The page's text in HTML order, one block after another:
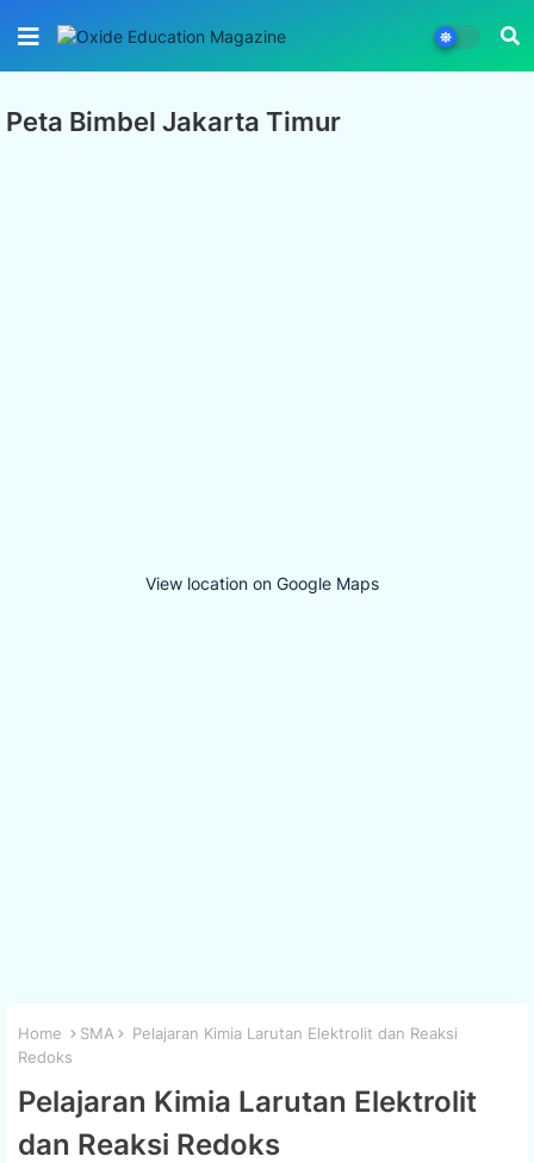
Peta Bimbel Jakarta Timur
View location on Google Maps
Home SMA
Pelajaran Kimia Larutan Elektrolit dan Reaksi
Redoks
Pelajaran Kimia Larutan Elektrolit
dan Reaksi Redoks